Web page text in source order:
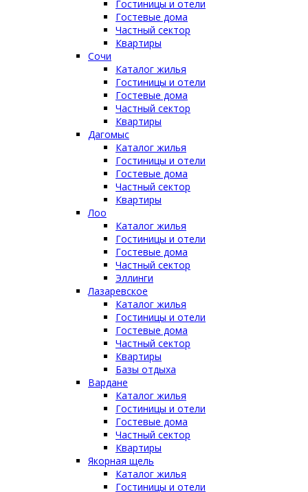
Гостиницы и отели
Гостевые дома
Частный сектор
Квартиры
Сочи
Каталог жилья
Гостиницы и отели
Гостевые дома
Частный сектор
Квартиры
Дагомыс
Каталог жилья
Гостиницы и отели
Гостевые дома
Частный сектор
Квартиры
Лоо
Каталог жилья
Гостиницы и отели
Гостевые дома
Частный сектор
Эллинги
Лазаревское
Каталог жилья
Гостиницы и отели
Гостевые дома
Частный сектор
Квартиры
Базы отдыха
Вардане
Каталог жилья
Гостиницы и отели
Гостевые дома
Частный сектор
Квартиры
Якорная щель
Каталог жилья
Гостиницы и отели